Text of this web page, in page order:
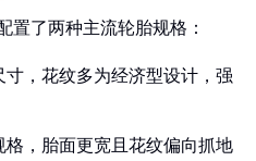
置了两种主流轮胎规格：
寸，花纹多为经济型设计，强
格，胎面更宽且花纹偏向抓地